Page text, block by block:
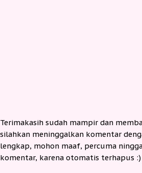
Terimakasih sudah mampir dan
silahkan meninggalkan komentar
lengkap, mohon maaf, percuma
komentar, karena otomatis terhapus :)